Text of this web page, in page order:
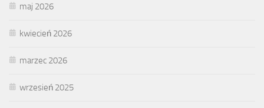
maj 2026
kwiecień 2026
marzec 2026
wrzesień 2025